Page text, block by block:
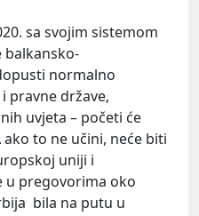
sa svojim sistemom
balkansko-
normalno
pravne države,
uvjeta – početi će
to ne učini, neće biti
uniji i
u pregovorima oko
bila na putu u